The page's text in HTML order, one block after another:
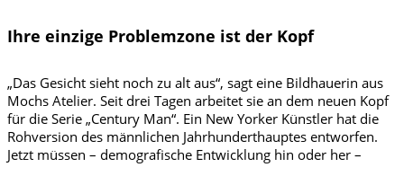
Ihre einzige Problemzone ist der Kopf
„Das Gesicht sieht noch zu alt aus“, sagt eine Bildhauerin aus
Mochs Atelier. Seit drei Tagen arbeitet sie an dem neuen Kopf
für die Serie „Century Man“. Ein New Yorker Künstler hat die
Rohversion des männlichen Jahrhunderthauptes entworfen.
Jetzt müssen – demografische Entwicklung hin oder her –